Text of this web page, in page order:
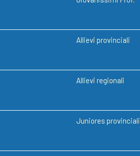
Allievi provinciali
Allievi regionali
Juniores provinciali